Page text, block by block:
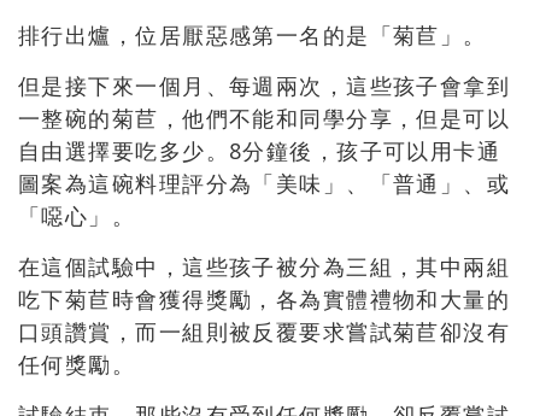
排行出爐，位居厭惡感第一名的是「菊苣」。
但是接下來一個月、每週兩次，這些孩子會拿到
一整碗的菊苣，他們不能和同學分享，但是可以
自由選擇要吃多少。8分鐘後，孩子可以用卡通
圖案為這碗料理評分為「美味」、「普通」、或
「噁心」。
在這個試驗中，這些孩子被分為三組，其中兩組
吃下菊苣時會獲得獎勵，各為實體禮物和大量的
口頭讚賞，而一組則被反覆要求嘗試菊苣卻沒有
任何獎勵。